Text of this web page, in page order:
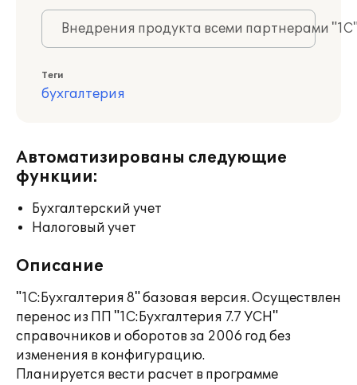
Внедрения продукта всеми партнерами
Теги
бухгалтерия
Автоматизированы следующие
функции:
Бухгалтерский учет
Налоговый учет
Описание
"1С:Бухгалтерия 8" базовая версия. Осуществлен
перенос из ПП "1С:Бухгалтерия 7.7 УСН"
справочников и оборотов за 2006 год без
изменения в конфигурацию.
Планируется вести расчет в программе